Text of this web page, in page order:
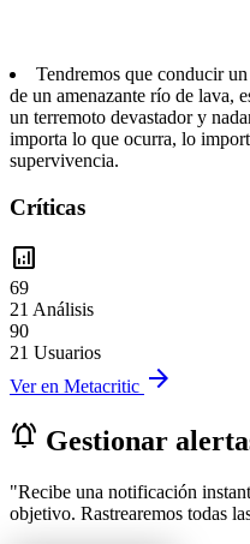
Tendremos que conducir
de un amenazante río de lava,
un terremoto devastador y
importa lo que ocurra, lo
supervivencia.
Críticas
analytics
69
21 Análisis
90
21 Usuarios
Ver en Metacritic arrow_forward
notifications_active Gestionar
"Recibe una notificación
objetivo. Rastrearemos todas